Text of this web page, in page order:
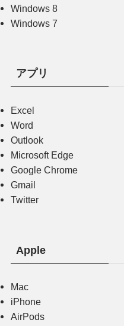
Windows 8
Windows 7
アプリ
Excel
Word
Outlook
Microsoft Edge
Google Chrome
Gmail
Twitter
Apple
Mac
iPhone
AirPods